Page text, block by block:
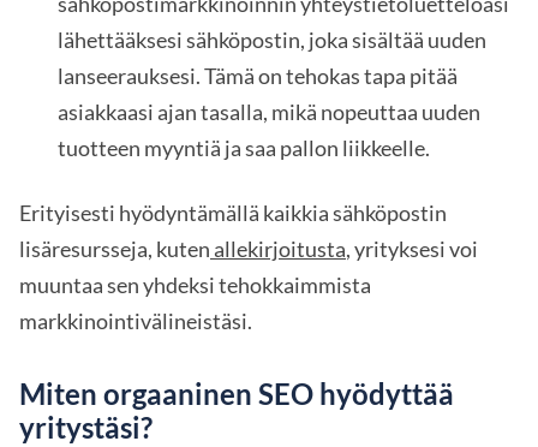
lähettääksesi sähköpostin, joka sisältää uuden
lanseerauksesi. Tämä on tehokas tapa pitää
asiakkaasi ajan tasalla, mikä nopeuttaa uuden
tuotteen myyntiä ja saa pallon liikkeelle.
Erityisesti hyödyntämällä kaikkia sähköpostin
lisäresursseja, kuten allekirjoitusta, yrityksesi voi
muuntaa sen yhdeksi tehokkaimmista
markkinointivälineistäsi.
Miten orgaaninen SEO hyödyttää
yritystäsi?